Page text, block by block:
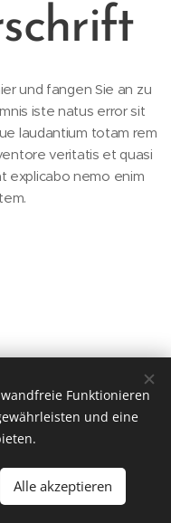
und fangen Sie an zu
iste natus error sit
laudantium totam rem
veritatis et quasi
explicabo nemo enim
Steiermark
Funktionieren
und eine
Alle akzeptieren